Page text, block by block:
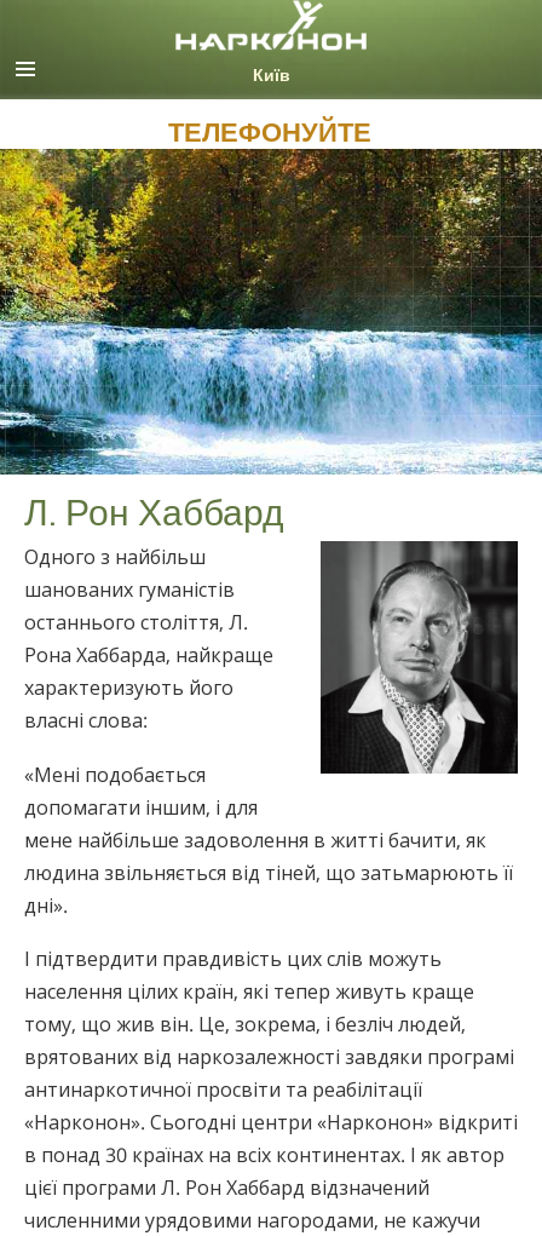
Всі регіони/мови
ТЕЛЕФОНУЙТЕ
Л. Рон Хаббард
Одного з найбільш
шанованих гуманістів
останнього століття, Л.
Рона Хаббарда, найкраще
характеризують його
власні слова:
«Мені подобається
допомагати іншим, і для
мене найбільше задоволення в житті бачити, як
людина звільняється від тіней, що затьмарюють її
дні».
І підтвердити правдивість цих слів можуть
населення цілих країн, які тепер живуть краще
тому, що жив він. Це, зокрема, і безліч людей,
врятованих від наркозалежності завдяки програмі
антинаркотичної просвіти та реабілітації
«Нарконон». Сьогодні центри «Нарконон» відкриті
в понад 30 країнах на всіх континентах. І як автор
цієї програми Л. Рон Хаббард відзначений
численними урядовими нагородами, не кажучи